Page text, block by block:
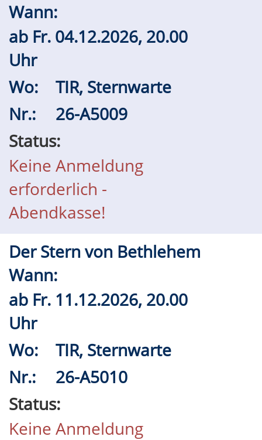
Wann:
ab Fr. 04.12.2026, 20.00
Uhr
Wo:
TIR, Sternwarte
Nr.:
26-A5009
Status:
Keine Anmeldung
erforderlich -
Abendkasse!
Der Stern von Bethlehem
Wann:
ab Fr. 11.12.2026, 20.00
Uhr
Wo:
TIR, Sternwarte
Nr.:
26-A5010
Status:
Keine Anmeldung